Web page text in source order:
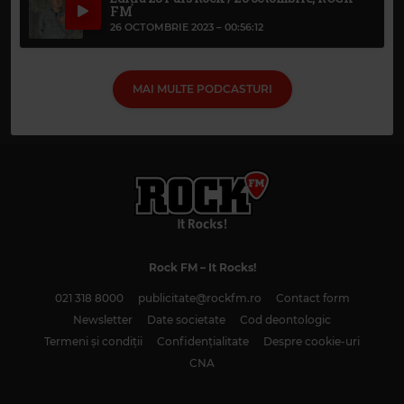
FM
26 OCTOMBRIE 2023 – 00:56:12
MAI MULTE PODCASTURI
Rock FM– It Rocks!
021 318 8000 publicitate@rockfm.ro
Contact form
Newsletter
Date societate
Cod deontologic
Termeni și condiții
Confidențialitate
Despre cookie-uri
CNA